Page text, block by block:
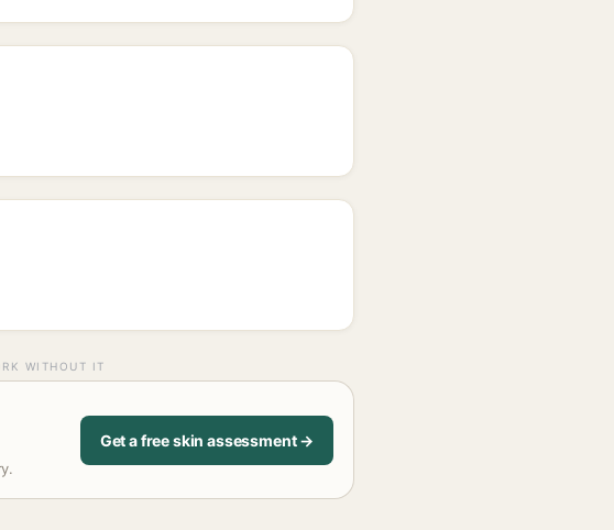
WITHOUT IT
Get a free skin assessment →